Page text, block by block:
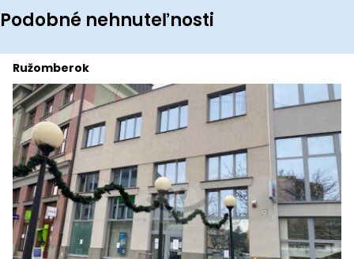
Podobné nehnuteľnosti
Ružomberok